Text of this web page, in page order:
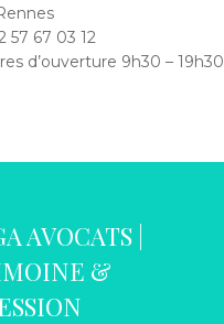
57 67 03 12
d’ouverture 9h30 – 19h30
AVOCATS |
&